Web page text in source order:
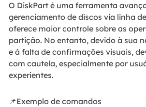
O DiskPart é uma ferramenta
gerenciamento de discos via linha
oferece maior controle sobre as
partição. No entanto, devido à sua
e à falta de confirmações visuais,
com cautela, especialmente por
experientes.
📌Exemplo de comandos